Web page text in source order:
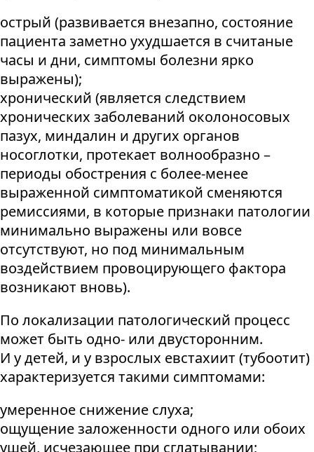
острый (развивается внезапно, состояние
пациента заметно ухудшается в считаные
часы и дни, симптомы болезни ярко
выражены);
хронический (является следствием
хронических заболеваний околоносовых
пазух, миндалин и других органов
носоглотки, протекает волнообразно –
периоды обострения с более-менее
выраженной симптоматикой сменяются
ремиссиями, в которые признаки патологии
минимально выражены или вовсе
отсутствуют, но под минимальным
воздействием провоцирующего фактора
возникают вновь).
По локализации патологический процесс
может быть одно- или двусторонним.
И у детей, и у взрослых евстахиит (тубоотит)
характеризуется такими симптомами:
умеренное снижение слуха;
ощущение заложенности одного или обоих
ушей, исчезающее при сглатывании;